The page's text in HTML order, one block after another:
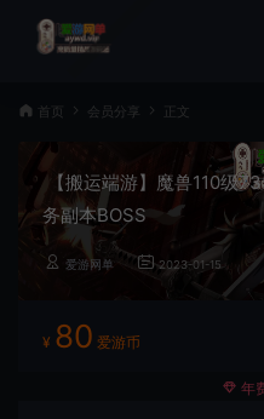
首页 会员分享 正文
【搬运端游】魔兽110级
务副本BOSS
爱游网单 2023-01-15
¥ 80 爱游币
年